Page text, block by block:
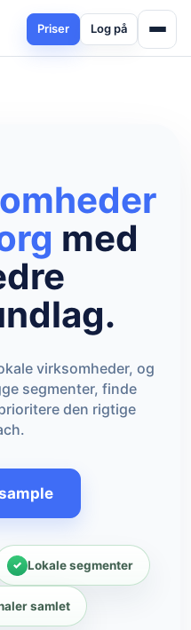
Priser Log på
med
virksomheder, og
segmenter, finde
den rigtige
Lokale segmenter
samlet